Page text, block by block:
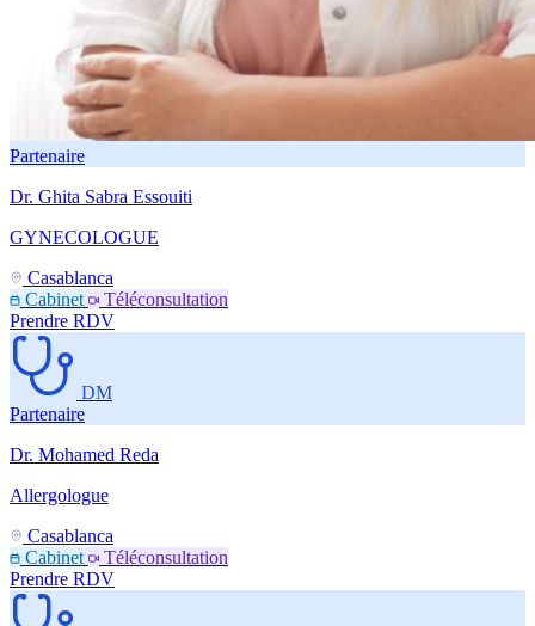
Partenaire
Dr. Ghita Sabra Essouiti
GYNECOLOGUE
Casablanca
Cabinet
Téléconsultation
Prendre RDV
DM
Partenaire
Dr. Mohamed Reda
Allergologue
Casablanca
Cabinet
Téléconsultation
Prendre RDV